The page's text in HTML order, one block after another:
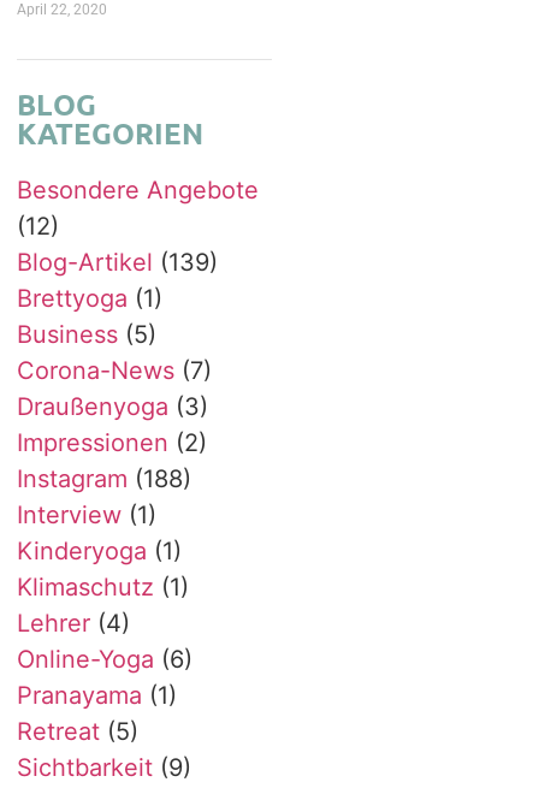
April 22, 2020
BLOG
KATEGORIEN
Besondere Angebote
(12)
Blog-Artikel (139)
Brettyoga (1)
Business (5)
Corona-News (7)
Draußenyoga (3)
Impressionen (2)
Instagram (188)
Interview (1)
Kinderyoga (1)
Klimaschutz (1)
Lehrer (4)
Online-Yoga (6)
Pranayama (1)
Retreat (5)
Sichtbarkeit (9)